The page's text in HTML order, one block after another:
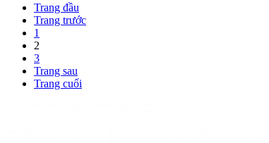
Trang đầu
Trang trước
1
2
3
Trang sau
Trang cuối